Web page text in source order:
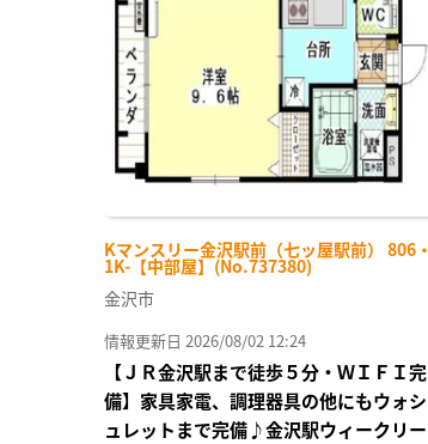
Kマンスリー金沢駅前（七ッ屋駅前） 806・
1K-【中部屋】(No.737380)
に入
り登
録
金沢市
情報更新日 2026/08/02 12:24
【ＪＲ金沢駅まで徒歩５分・ＷＩＦＩ完
備】家具家電、調理器具の他にもウォシ
ュレットまで完備♪金沢駅ウィークリー